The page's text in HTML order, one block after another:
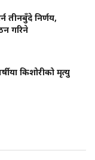
तीनबुँदे निर्णय,
गरिने
किशोरीको मृत्यु